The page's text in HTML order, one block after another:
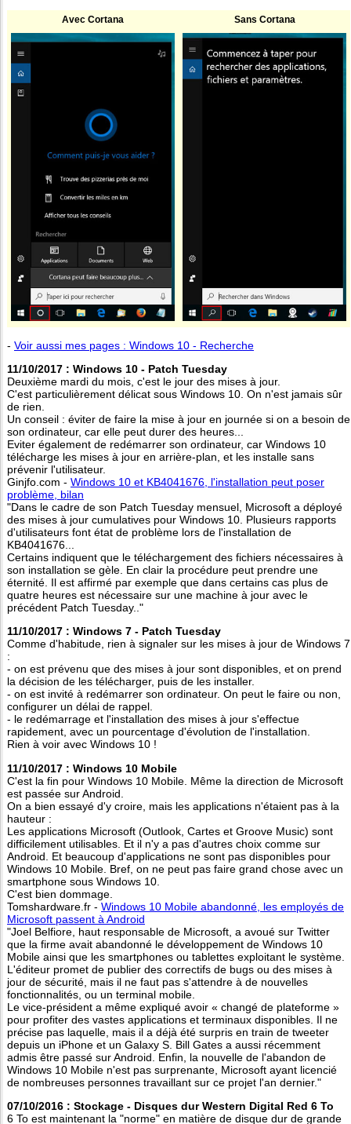
Avec Cortana Sans Cortana
- Voir aussi mes pages : Windows 10 - Recherche
11/10/2017 : Windows 10 - Patch Tuesday
Deuxième mardi du mois, c'est le jour des mises à jour.
C'est particulièrement délicat sous Windows 10. On n'est jamais sûr
de rien.
Un conseil : éviter de faire la mise à jour en journée si on a besoin de
son ordinateur, car elle peut durer des heures...
Eviter également de redémarrer son ordinateur, car Windows 10
télécharge les mises à jour en arrière-plan, et les installe sans
prévenir l'utilisateur.
Ginjfo.com - Windows 10 et KB4041676, l'installation peut poser
problème, bilan
"Dans le cadre de son Patch Tuesday mensuel, Microsoft a déployé
des mises à jour cumulatives pour Windows 10. Plusieurs rapports
d'utilisateurs font état de problème lors de l'installation de
KB4041676...
Certains indiquent que le téléchargement des fichiers nécessaires à
son installation se gèle. En clair la procédure peut prendre une
éternité. Il est affirmé par exemple que dans certains cas plus de
quatre heures est nécessaire sur une machine à jour avec le
précédent Patch Tuesday.."
11/10/2017 : Windows 7 - Patch Tuesday
Comme d'habitude, rien à signaler sur les mises à jour de Windows 7
:
- on est prévenu que des mises à jour sont disponibles, et on prend
la décision de les télécharger, puis de les installer.
- on est invité à redémarrer son ordinateur. On peut le faire ou non,
configurer un délai de rappel.
- le redémarrage et l'installation des mises à jour s'effectue
rapidement, avec un pourcentage d'évolution de l'installation.
Rien à voir avec Windows 10 !
11/10/2017 : Windows 10 Mobile
C'est la fin pour Windows 10 Mobile. Même la direction de Microsoft
est passée sur Android.
On a bien essayé d'y croire, mais les applications n'étaient pas à la
hauteur :
Les applications Microsoft (Outlook, Cartes et Groove Music) sont
difficilement utilisables. Et il n'y a pas d'autres choix comme sur
Android. Et beaucoup d'applications ne sont pas disponibles pour
Windows 10 Mobile. Bref, on ne peut pas faire grand chose avec un
smartphone sous Windows 10.
C'est bien dommage.
Tomshardware.fr - Windows 10 Mobile abandonné, les employés de
Microsoft passent à Android
"Joel Belfiore, haut responsable de Microsoft, a avoué sur Twitter
que la firme avait abandonné le développement de Windows 10
Mobile ainsi que les smartphones ou tablettes exploitant le système.
L'éditeur promet de publier des correctifs de bugs ou des mises à
jour de sécurité, mais il ne faut pas s'attendre à de nouvelles
fonctionnalités, ou un terminal mobile.
Le vice-président a même expliqué avoir « changé de plateforme »
pour profiter des vastes applications et terminaux disponibles. Il ne
précise pas laquelle, mais il a déjà été surpris en train de tweeter
depuis un iPhone et un Galaxy S. Bill Gates a aussi récemment
admis être passé sur Android. Enfin, la nouvelle de l'abandon de
Windows 10 Mobile n'est pas surprenante, Microsoft ayant licencié
de nombreuses personnes travaillant sur ce projet l'an dernier."
07/10/2016 : Stockage - Disques dur Western Digital Red 6 To
6 To est maintenant la "norme" en matière de disque dur de grande